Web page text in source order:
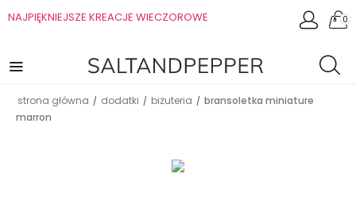
NAJPIĘKNIEJSZE KREACJE WIECZOROWE 0
strona główna / dodatki / biżuteria / bransoletka miniature
marron